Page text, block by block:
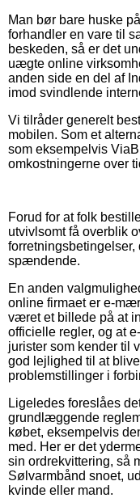
Man bør bare huske
forhandler en vare til
beskeden, så er det
uægte online
anden side en del af
imod svindlende
Vi tilråder generelt
mobilen. Som et
som eksempelvis
omkostningerne over
Forud for at folk
utvivlsomt få overblik
spændende.
En anden
online firmaet er e-
været et billede på at
officielle regler, og at
jurister som kender til
god lejlighed til at
problemstillinger i
Ligeledes foreslåes
grundlæggende
købet, eksempelvis
med. Her er det
sin ordrekvittering, så
Sølvarmbånd snoet,
kvinde eller mand.